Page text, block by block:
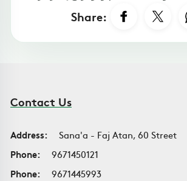
Share:
Contact Us
Address:
Sana'a - Faj Atan, 60 Street
Phone:
9671450121
Phone:
9671445993